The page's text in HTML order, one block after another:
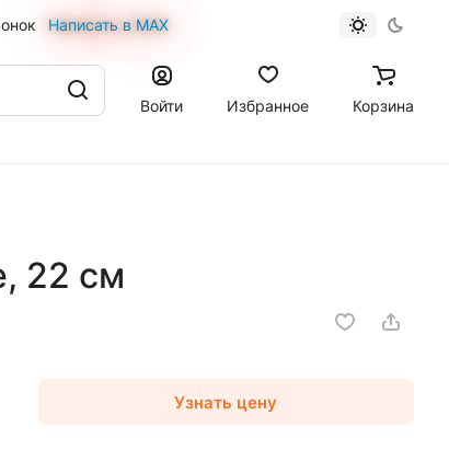
Написать в MAX
Войти Избранное Корзина
22 см
Узнать цену